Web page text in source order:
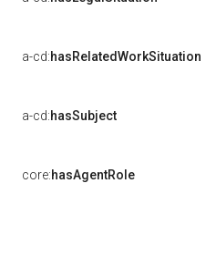
a-cd:hasRelatedWorkSituation
a-cd:hasSubject
core:hasAgentRole